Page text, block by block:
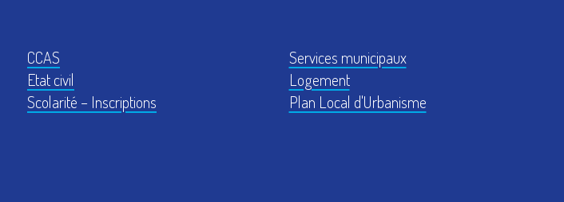
CCAS
Etat civil
Scolarité – Inscriptions
Services municipaux
Logement
Plan Local d'Urbanisme